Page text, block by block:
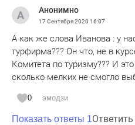
Анонимно
17 Сентября 2020 16:07
А как же слова Иванова : у
турфирма??? Он что, не в
Комитета по туризму??? И
сколько мелких не смогло
0 эмодзи
Показать ответы 1Ответить